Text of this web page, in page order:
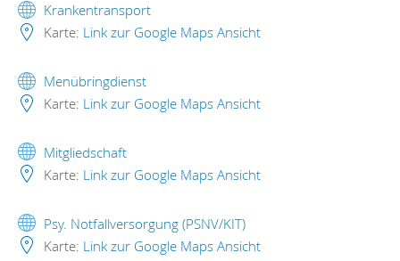
Krankentransport
Karte: Link zur Google Maps Ansicht
Menübringdienst
Karte: Link zur Google Maps Ansicht
Mitgliedschaft
Karte: Link zur Google Maps Ansicht
Psy. Notfallversorgung (PSNV/KIT)
Karte: Link zur Google Maps Ansicht